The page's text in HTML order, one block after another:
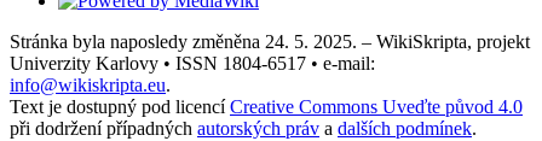
Stránka byla naposledy změněna 24. 5. 2025. – WikiSkripta, projekt
Univerzity Karlovy • ISSN 1804-6517 • e-mail:
info@wikiskripta.eu.
Text je dostupný pod licencíCreative Commons Uveďte původ 4.0
při dodržení případných autorských práv a dalších podmínek.